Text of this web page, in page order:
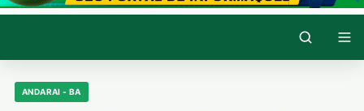
ANDARAI - BA